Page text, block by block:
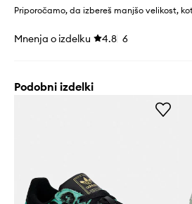
Priporočamo, da izbereš manjšo velikost,
Mnenja o izdelku 4.8 6
Podobni izdelki